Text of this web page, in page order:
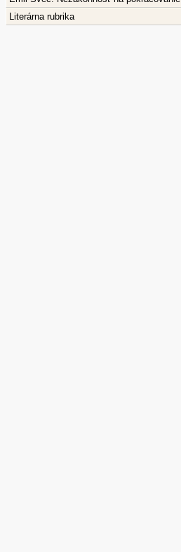
Literárna rubrika